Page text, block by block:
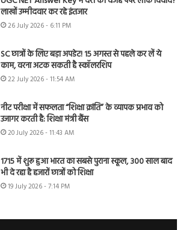
लाखों उम्मीदवार कर रहे इंतजार
26 July 2026 - 6:11 PM
SC छात्रों के लिए बड़ा अपडेट! 15 अगस्त से पहले कर लें ये
काम, वरना अटक सकती है स्कॉलरशिप
22 July 2026 - 11:54 AM
नीट परीक्षा में सफलता “शिक्षा क्रांति” के व्यापक प्रभाव को
उजागर करती है: शिक्षा मंत्री बैंस
20 July 2026 - 11:43 AM
1715 में शुरू हुआ भारत का सबसे पुराना स्कूल, 300 साल बाद
भी दे रहा है हजारों छात्रों को शिक्षा
19 July 2026 - 7:14 PM